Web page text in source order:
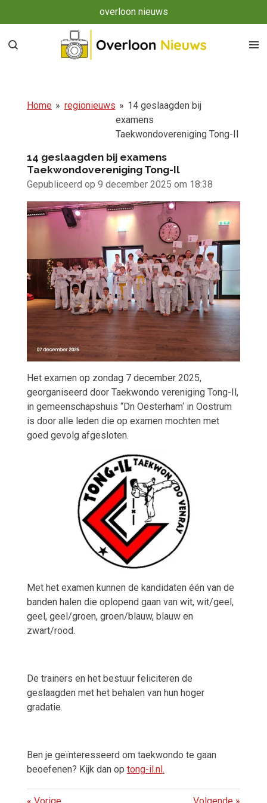
direct
naar
overloon nieuws
Home » regionieuws » 14 geslaagden bij
examens
Taekwondovereniging Tong-Il
14 geslaagden bij examens
Taekwondovereniging Tong-Il
Gepubliceerd op 9 december 2025 om 18:38
Het examen op zondag 7 december 2025,
georganiseerd door Taekwondo vereniging Tong-Il,
in gemeenschapshuis “Dn Oesterham‘ in Oostrum
is door alle leden die op examen mochten met
goed gevolg afgesloten.
Met het examen kunnen de kandidaten één van de
banden halen die oplopend gaan van wit, wit/geel,
geel, geel/groen, groen/blauw, blauw en
zwart/rood.
De trainers en het bestuur feliciteren de
geslaagden met het behalen van hun hoger
gradatie.
Ben je geïnteresseerd om taekwondo te gaan
beoefenen? Kijk dan op tong-il.nl.